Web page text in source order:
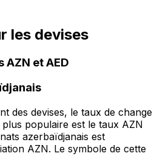
les devises
AZN et AED
des devises, le taux de change
populaire est le taux AZN
azerbaïdjanais est
AZN. Le symbole de cette